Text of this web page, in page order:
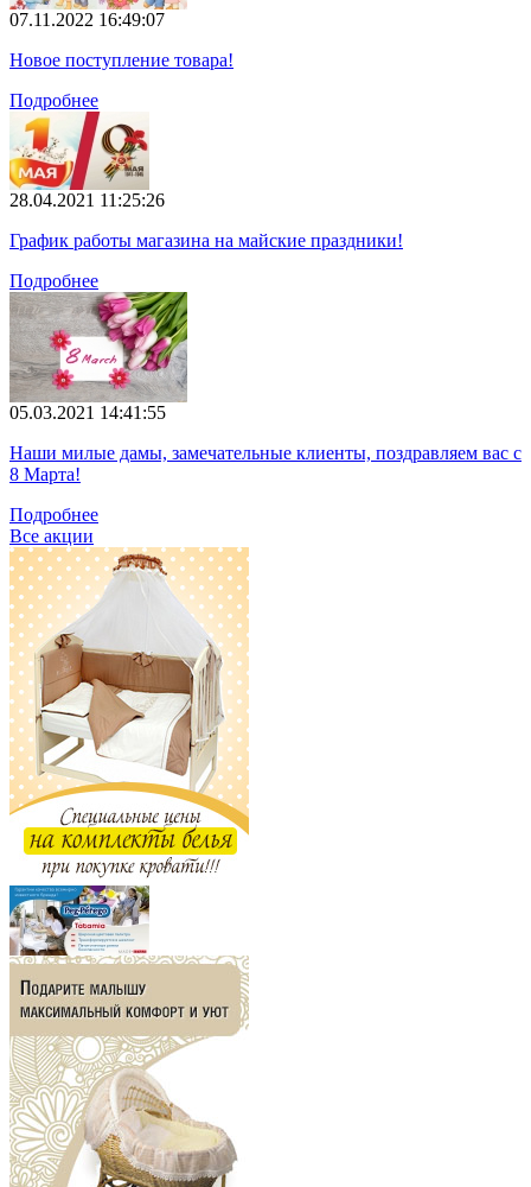
07.11.2022 16:49:07
Новое поступление товара!
Подробнее
28.04.2021 11:25:26
График работы магазина на майские праздники!
Подробнее
05.03.2021 14:41:55
Наши милые дамы, замечательные клиенты, поздравляем вас с
8 Марта!
Подробнее
Все акции